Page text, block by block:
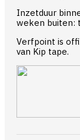
Inzetduur
weken buiten:
Verfpoint is
van Kip tape.